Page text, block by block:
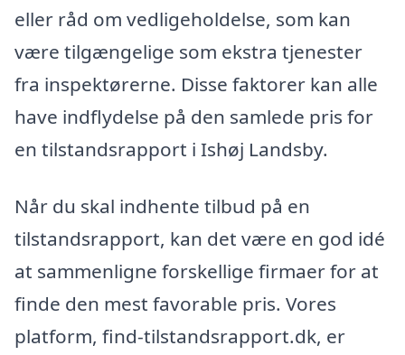
eller råd om vedligeholdelse, som kan
være tilgængelige som ekstra tjenester
fra inspektørerne. Disse faktorer kan alle
have indflydelse på den samlede pris for
en tilstandsrapport i Ishøj Landsby.
Når du skal indhente tilbud på en
tilstandsrapport, kan det være en god idé
at sammenligne forskellige firmaer for at
finde den mest favorable pris. Vores
platform, find-tilstandsrapport.dk, er